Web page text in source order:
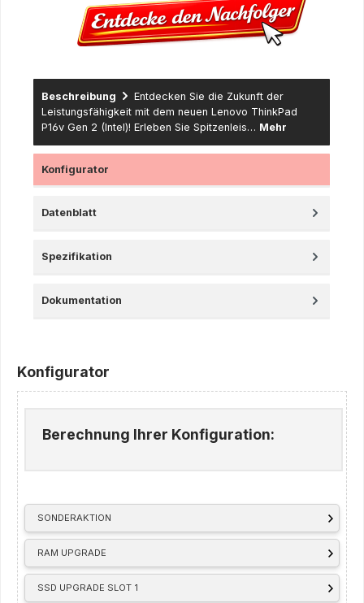
Beschreibung
Entdecken Sie die Zukunft der
Leistungsfähigkeit mit dem neuen Lenovo ThinkPad
P16v Gen 2 (Intel)! Erleben Sie Spitzenleis… Mehr
Konfigurator
Datenblatt
Spezifikation
Dokumentation
Konfigurator
SONDERAKTION
RAM UPGRADE
SSD UPGRADE SLOT 1
Berechnung Ihrer Konfiguration: